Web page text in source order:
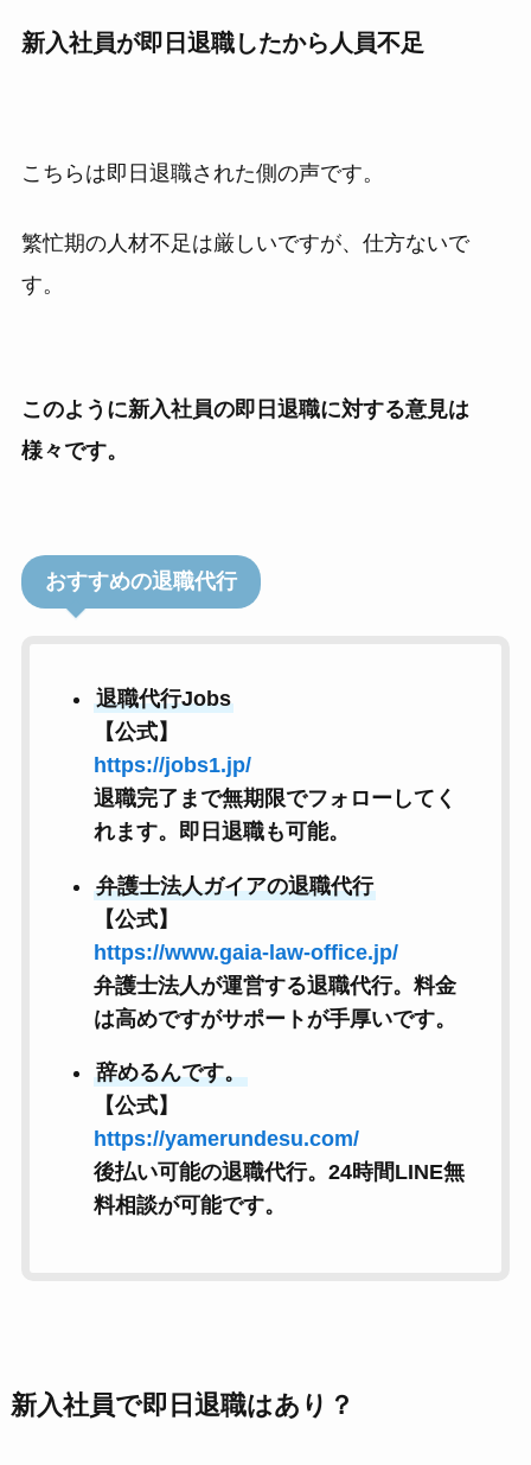
新入社員が即日退職したから人員不足
こちらは即日退職された側の声です。
繁忙期の人材不足は厳しいですが、仕方ないで
す。
このように新入社員の即日退職に対する意見は
様々です。
おすすめの退職代行
退職代行Jobs
【公式】
https://jobs1.jp/
退職完了まで無期限でフォローしてく
れます。即日退職も可能。
弁護士法人ガイアの退職代行
【公式】
https://www.gaia-law-office.jp/
弁護士法人が運営する退職代行。料金
は高めですがサポートが手厚いです。
辞めるんです。
【公式】
https://yamerundesu.com/
後払い可能の退職代行。24時間LINE無
料相談が可能です。
新入社員で即日退職はあり？